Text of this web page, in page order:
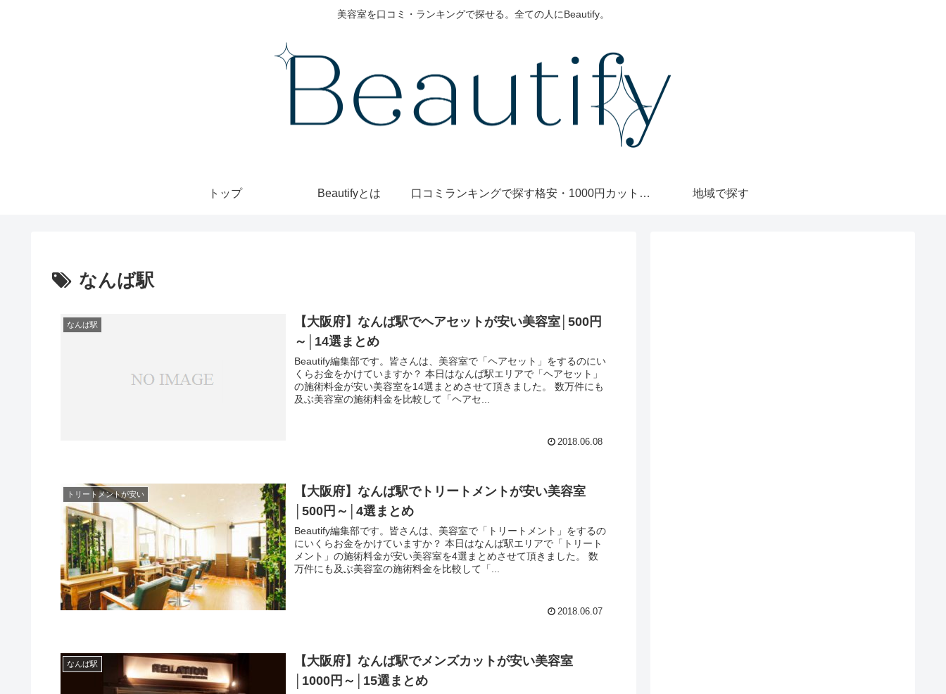
美容室を口コミ・ランキングで探せる。全ての人にBeautify。
トップ Beautifyとは 口コミランキングで探す 格安・1000円カットで探す 地域で探す
なんば駅
なんば駅
【大阪府】なんば駅でヘアセットが安い美容室│500円
～│14選まとめ
Beautify編集部です。皆さんは、美容室で「ヘアセット」をするのにい
くらお金をかけていますか？ 本日はなんば駅エリアで「ヘアセット」
の施術料金が安い美容室を14選まとめさせて頂きました。 数万件にも
及ぶ美容室の施術料金を比較して「ヘアセ...
2018.06.08
トリートメントが安い
【大阪府】なんば駅でトリートメントが安い美容室
│500円～│4選まとめ
Beautify編集部です。皆さんは、美容室で「トリートメント」をするの
にいくらお金をかけていますか？ 本日はなんば駅エリアで「トリート
メント」の施術料金が安い美容室を4選まとめさせて頂きました。 数
万件にも及ぶ美容室の施術料金を比較して「...
2018.06.07
なんば駅
【大阪府】なんば駅でメンズカットが安い美容室
│1000円～│15選まとめ